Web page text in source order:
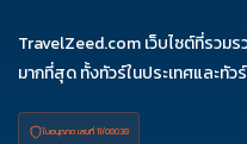
TravelZeed.com เว็บไซต์ที่รวม
มากที่สุด ทั้งทัวร์ในประเทศและทัว
ใบอนุญาต เลขที่ 11/08038